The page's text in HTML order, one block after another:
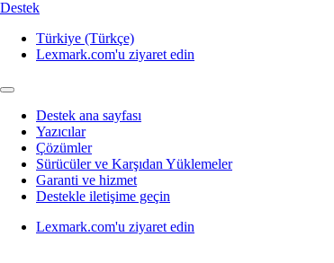
Destek
Türkiye (Türkçe)
Lexmark.com'u ziyaret edin
Destek ana sayfası
Yazıcılar
Çözümler
Sürücüler ve Karşıdan Yüklemeler
Garanti ve hizmet
Destekle iletişime geçin
Lexmark.com'u ziyaret edin